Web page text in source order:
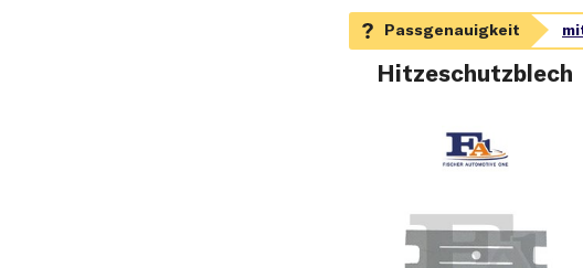
Hitzeschutzblech